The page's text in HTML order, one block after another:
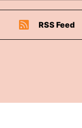
RSS Feed